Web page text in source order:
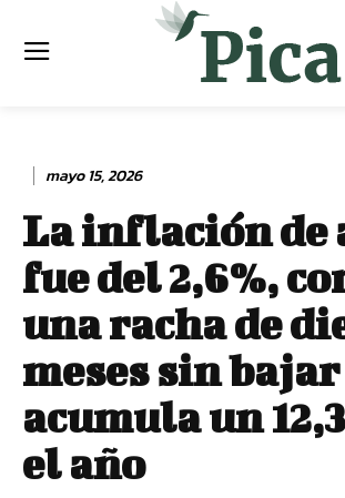
mayo 15, 2026
La inflación
fue del 2,6%,
una racha de
meses sin
acumula un
el año